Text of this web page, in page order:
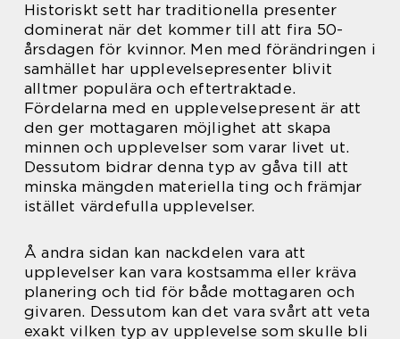
Historiskt sett har traditionella presenter
dominerat när det kommer till att fira 50-
årsdagen för kvinnor. Men med förändringen i
samhället har upplevelsepresenter blivit
alltmer populära och eftertraktade.
Fördelarna med en upplevelsepresent är att
den ger mottagaren möjlighet att skapa
minnen och upplevelser som varar livet ut.
Dessutom bidrar denna typ av gåva till att
minska mängden materiella ting och främjar
istället värdefulla upplevelser.
Å andra sidan kan nackdelen vara att
upplevelser kan vara kostsamma eller kräva
planering och tid för både mottagaren och
givaren. Dessutom kan det vara svårt att veta
exakt vilken typ av upplevelse som skulle bli